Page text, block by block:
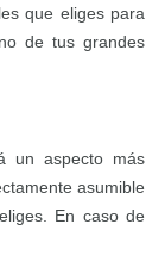
que eliges para
de tus grandes
un aspecto más
asumible
En caso de